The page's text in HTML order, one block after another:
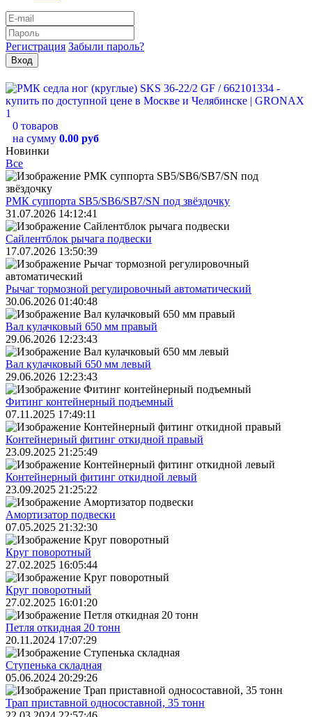
Регистрация Забыли пароль?
0 товаров
на сумму 0.00 руб
Новинки
Все
РМК суппорта SB5/SB6/SB7/SN под звёздочку
31.07.2026 14:12:41
Сайлентблок рычага подвески
17.07.2026 13:50:39
Рычаг тормозной регулировочный автоматический
30.06.2026 01:40:48
Вал кулачковый 650 мм правый
29.06.2026 12:23:43
Вал кулачковый 650 мм левый
29.06.2026 12:23:43
Фитинг контейнерный подъемный
07.11.2025 17:49:11
Контейнерный фитинг откидной правый
23.09.2025 21:25:49
Контейнерный фитинг откидной левый
23.09.2025 21:25:22
Амортизатор подвески
07.05.2025 21:32:30
Круг поворотный
27.02.2025 16:05:44
Круг поворотный
27.02.2025 16:01:20
Петля откидная 20 тонн
20.11.2024 17:07:29
Ступенька складная
05.06.2024 20:29:26
Трап приставной односоставной, 35 тонн